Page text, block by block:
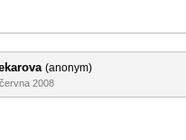
(anonym)
2008